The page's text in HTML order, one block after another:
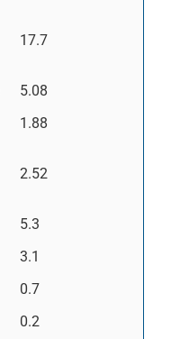
17.7
5.08
1.88
2.52
5.3
3.1
0.7
0.2